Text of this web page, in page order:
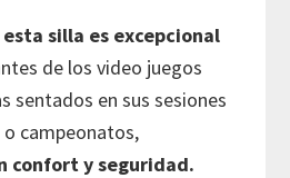
silla es excepcional
de los video juegos
sentados en sus sesiones
campeonatos,
confort y seguridad.